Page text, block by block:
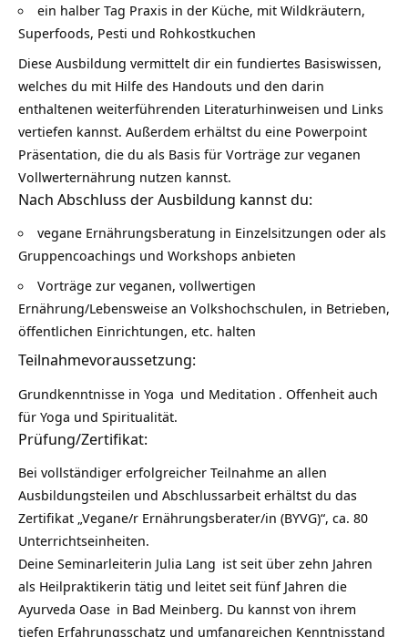
ein halber Tag Praxis in der Küche, mit Wildkräutern,
Superfoods, Pesti und Rohkostkuchen
Diese Ausbildung vermittelt dir ein fundiertes Basiswissen,
welches du mit Hilfe des Handouts und den darin
enthaltenen weiterführenden Literaturhinweisen und Links
vertiefen kannst. Außerdem erhältst du eine Powerpoint
Präsentation, die du als Basis für Vorträge zur veganen
Vollwerternährung nutzen kannst.
Nach Abschluss der Ausbildung kannst du:
vegane Ernährungsberatung in Einzelsitzungen oder als
Gruppencoachings und Workshops anbieten
Vorträge zur veganen, vollwertigen
Ernährung/Lebensweise an Volkshochschulen, in Betrieben,
öffentlichen Einrichtungen, etc. halten
Teilnahmevoraussetzung:
Grundkenntnisse in Yoga und Meditation . Offenheit auch
für Yoga und Spiritualität.
Prüfung/Zertifikat:
Bei vollständiger erfolgreicher Teilnahme an allen
Ausbildungsteilen und Abschlussarbeit erhältst du das
Zertifikat „Vegane/r Ernährungsberater/in (BYVG)“, ca. 80
Unterrichtseinheiten.
Deine Seminarleiterin Julia Lang ist seit über zehn Jahren
als Heilpraktikerin tätig und leitet seit fünf Jahren die
Ayurveda Oase in Bad Meinberg. Du kannst von ihrem
tiefen Erfahrungsschatz und umfangreichen Kenntnisstand